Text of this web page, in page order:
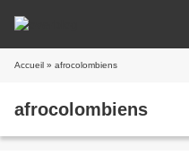
Accueil » afrocolombiens
afrocolombiens